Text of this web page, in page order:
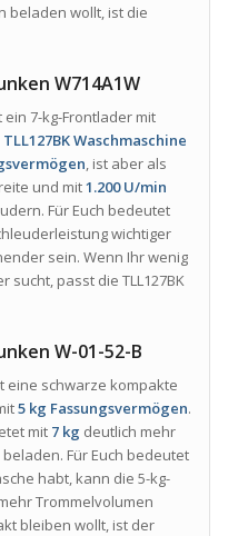
beladen wollt, ist die
W714A1W
7-kg-Frontlader mit
Waschmaschine
, ist aber als
und mit1.200 U/min
Für Euch bedeutet
wichtiger
sein. Wenn Ihr wenig
passt die TLL127BK
W-01-52-B
eine schwarze kompakte
5 kg Fassungsvermögen.
mit 7 kg deutlich mehr
Für Euch bedeutet
habt, kann die 5-kg-
Trommelvolumen
bleiben wollt, ist der